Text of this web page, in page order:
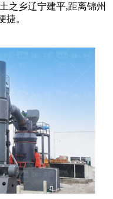
之乡辽宁建平,距离锦州
捷。